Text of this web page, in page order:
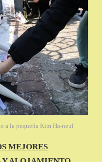
a la pequeña Kim Ha-neul
MEJORES